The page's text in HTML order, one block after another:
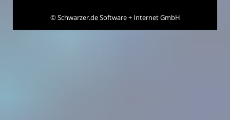
©Schwarzer.de Software + Internet GmbH